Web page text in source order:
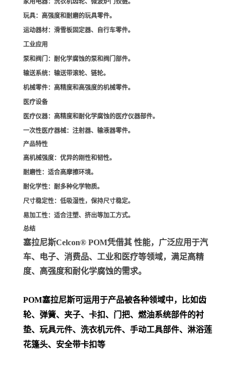
家用电器：洗衣机齿轮、微波炉门铰链。
玩具：高强度和耐磨的玩具零件。
运动器材：滑雪板固定器、自行车零件。
工业应用
泵和阀门 ：耐化学腐蚀的泵和阀门部件。
输送系统：输送带滚轮、链轮。
机械零件：高精度和高强度的机械零件。
医疗设备
医疗仪器：高精度和耐化学腐蚀的医疗仪器部件。
一次性医疗器械：注射器、输液器零件。
产品特性
高机械强度：优异的刚性和韧性。
耐磨性：适合高摩擦环境。
耐化学性：耐多种化学物质。
尺寸稳定性：低吸湿性，保持尺寸稳定。
易加工性：适合注塑、挤出等加工方式。
总结
塞拉尼斯Celcon® POM凭借其 性能，广泛应用于汽
车、电子、消费品、工业和医疗等领域，满足高精
度、高强度和耐化学腐蚀的需求。
POM塞拉尼斯可运用于产品被各种领域中，比如齿
轮、弹簧、夹子、卡扣、门把、 燃油系统部件的衬
垫、玩具元件、洗衣机元件、手动工具部件、淋浴莲
花篷头、安全带卡扣等